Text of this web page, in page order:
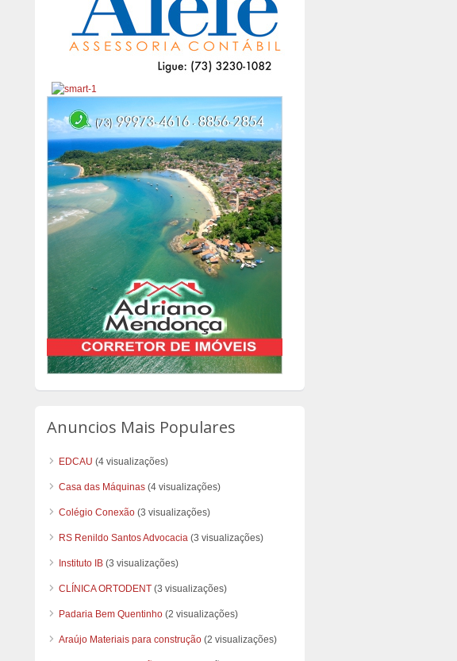
Anuncios Mais Populares
EDCAU (4 visualizações)
Casa das Máquinas (4 visualizações)
Colégio Conexão (3 visualizações)
RS Renildo Santos Advocacia (3 visualizações)
Instituto IB (3 visualizações)
CLÍNICA ORTODENT (3 visualizações)
Padaria Bem Quentinho (2 visualizações)
Araújo Materiais para construção (2 visualizações)